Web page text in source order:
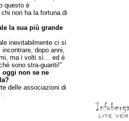
questo è
non ha la fortuna di
la sua più grande
inevitabilmente ci si
dopo anni,
ma i volti sì… ed è
sono stra-guariti!”
oggi non se ne
delle associazioni di